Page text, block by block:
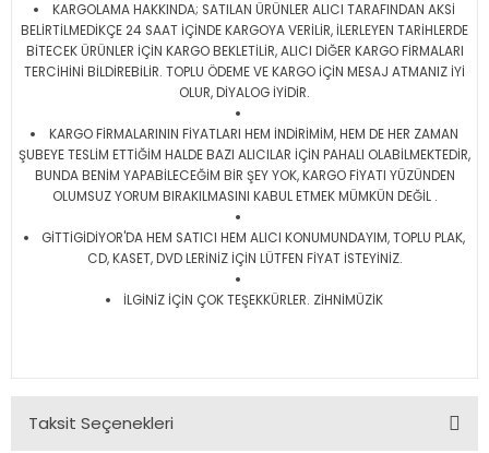
KARGOLAMA HAKKINDA; SATILAN ÜRÜNLER ALICI TARAFINDAN AKSİ
BELİRTİLMEDİKÇE 24 SAAT İÇİNDE KARGOYA VERİLİR, İLERLEYEN TARİHLERDE
BİTECEK ÜRÜNLER İÇİN KARGO BEKLETİLİR, ALICI DİĞER KARGO FİRMALARI
TERCİHİNİ BİLDİREBİLİR. TOPLU ÖDEME VE KARGO İÇİN MESAJ ATMANIZ İYİ
OLUR, DİYALOG İYİDİR.
KARGO FİRMALARININ FİYATLARI HEM İNDİRİMİM, HEM DE HER ZAMAN
ŞUBEYE TESLİM ETTİĞİM HALDE BAZI ALICILAR İÇİN PAHALI OLABİLMEKTEDİR,
BUNDA BENİM YAPABİLECEĞİM BİR ŞEY YOK, KARGO FİYATI YÜZÜNDEN
OLUMSUZ YORUM BIRAKILMASINI KABUL ETMEK MÜMKÜN DEĞİL .
GİTTİGİDİYOR'DA HEM SATICI HEM ALICI KONUMUNDAYIM, TOPLU PLAK,
CD, KASET, DVD LERİNİZ İÇİN LÜTFEN FİYAT İSTEYİNİZ.
İLGİNİZ İÇİN ÇOK TEŞEKKÜRLER. ZİHNİMÜZİK
Taksit Seçenekleri